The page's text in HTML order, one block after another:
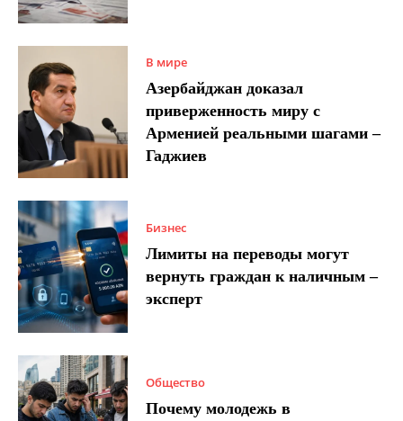
В мире
Азербайджан доказал
приверженность миру с
Арменией реальными шагами –
Гаджиев
Бизнес
Лимиты на переводы могут
вернуть граждан к наличным –
эксперт
Общество
Почему молодежь в